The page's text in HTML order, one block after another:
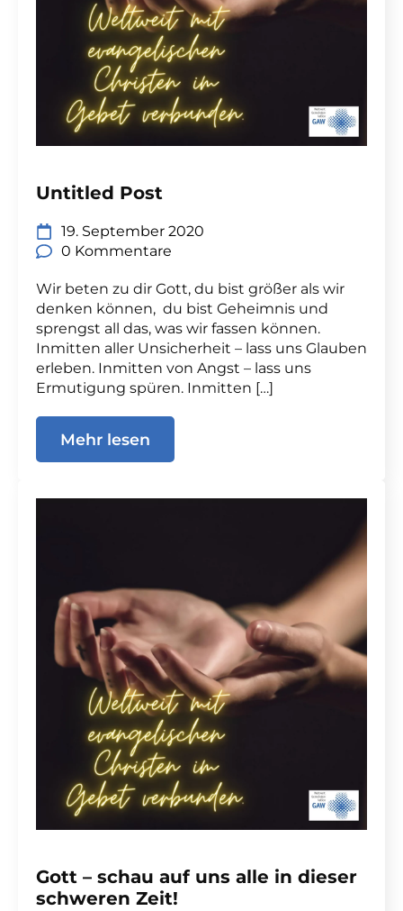
Untitled Post
19. September 2020
0 Kommentare
Wir beten zu dir Gott, du bist größer als wir
denken können, du bist Geheimnis und
sprengst all das, was wir fassen können.
Inmitten aller Unsicherheit – lass uns Glauben
erleben. Inmitten von Angst – lass uns
Ermutigung spüren. Inmitten […]
Mehr lesen
Gott – schau auf uns alle in dieser
schweren Zeit!